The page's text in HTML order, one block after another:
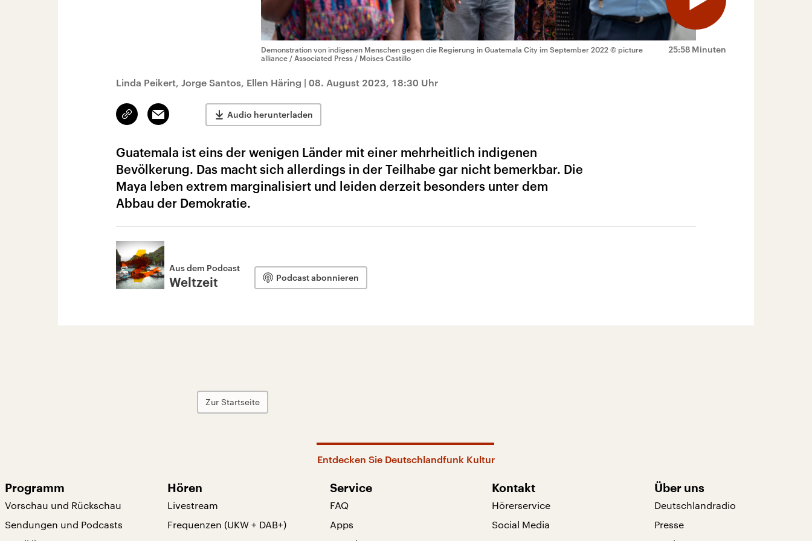
25:58 Minuten
Demonstration von indigenen Menschen gegen die Regierung in Guatemala City im September 2022 © picture
alliance / Associated Press / Moises Castillo
Linda Peikert, Jorge Santos, Ellen Häring | 08. August 2023, 18:30 Uhr
Link
kopieren/teilen
Email Audio herunterladen
Guatemala ist eins der wenigen Länder mit einer mehrheitlich indigenen
Bevölkerung. Das macht sich allerdings in der Teilhabe gar nicht bemerkbar. Die
Maya leben extrem marginalisiert und leiden derzeit besonders unter dem
Abbau der Demokratie.
Aus dem Podcast
Weltzeit Podcast abonnieren
Zur Startseite
Entdecken Sie Deutschlandfunk Kultur
Programm
Vorschau und Rückschau
Sendungen und Podcasts
Hören
Livestream
Frequenzen (UKW + DAB+)
Service
FAQ
Apps
Kontakt
Hörerservice
Social Media
Über uns
Deutschlandradio
Presse